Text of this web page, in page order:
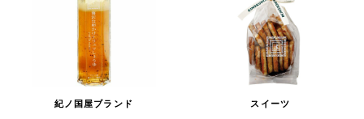
紀ノ国屋ブランド スイーツ